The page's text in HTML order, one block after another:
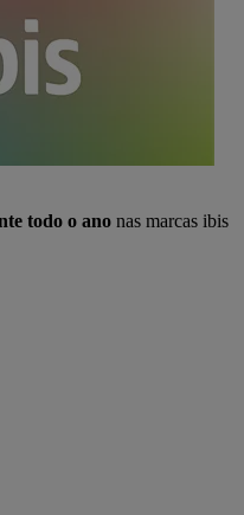
todo o ano nas marcas ibis